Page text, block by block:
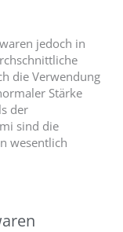
jedoch in
die Verwendung
Stärke
der
sind die
wesentlich